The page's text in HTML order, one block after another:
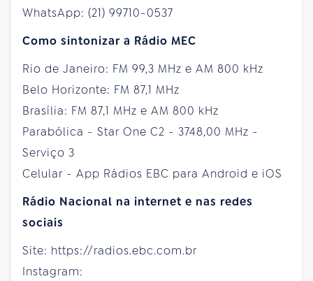
WhatsApp: (21) 99710-0537
Como sintonizar a Rádio MEC
Rio de Janeiro: FM 99,3 MHz e AM 800 kHz
Belo Horizonte: FM 87,1 MHz
Brasília: FM 87,1 MHz e AM 800 kHz
Parabólica - Star One C2 - 3748,00 MHz -
Serviço 3
Celular - App Rádios EBC para Android e iOS
Rádio Nacional na internet e nas redes
sociais
Site: https://radios.ebc.com.br
Instagram: